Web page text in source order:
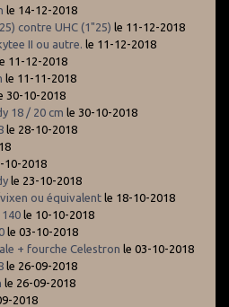
le 14-12-2018
contre UHC (1"25) le 11-12-2018
II ou autre. le 11-12-2018
11-12-2018
le 11-11-2018
30-10-2018
18 / 20 cm le 30-10-2018
le 28-10-2018
10-2018
le 23-10-2018
ou équivalent le 18-10-2018
le 10-10-2018
le 03-10-2018
+ fourche Celestron le 03-10-2018
le 26-09-2018
le 26-09-2018
2018